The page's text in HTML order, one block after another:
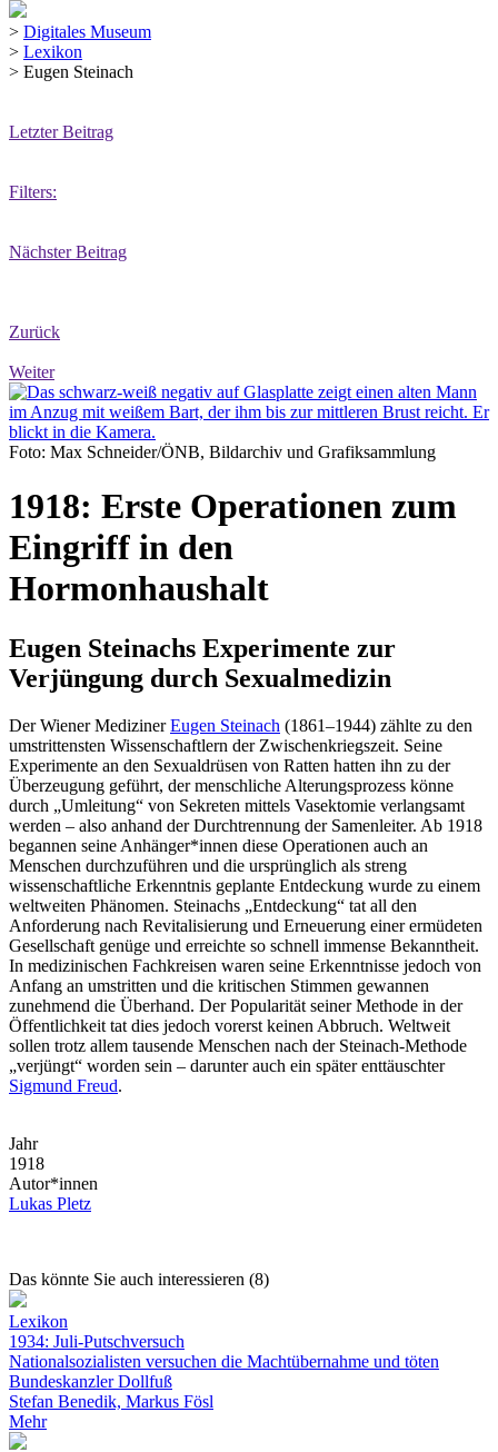
> Digitales Museum
> Lexikon
> Eugen Steinach
Letzter Beitrag
Filters:
Nächster Beitrag
Zurück
Weiter
Foto: Max Schneider/ÖNB, Bildarchiv und Grafiksammlung
1918: Erste Operationen zum
Eingriff in den
Hormonhaushalt
Eugen Steinachs Experimente zur
Verjüngung durch Sexualmedizin
Der Wiener MedizinerEugen Steinach (1861–1944) zählte zu den
umstrittensten Wissenschaftlern der Zwischenkriegszeit. Seine
Experimente an den Sexualdrüsen von Ratten hatten ihn zu der
Überzeugung geführt, der menschliche Alterungsprozess könne
durch „Umleitung“ von Sekreten mittels Vasektomie verlangsamt
werden – also anhand der Durchtrennung der Samenleiter. Ab 1918
begannen seine Anhänger*innen diese Operationen auch an
Menschen durchzuführen und die ursprünglich als streng
wissenschaftliche Erkenntnis geplante Entdeckung wurde zu einem
weltweiten Phänomen. Steinachs „Entdeckung“ tat all den
Anforderung nach Revitalisierung und Erneuerung einer ermüdeten
Gesellschaft genüge und erreichte so schnell immense Bekanntheit.
In medizinischen Fachkreisen waren seine Erkenntnisse jedoch von
Anfang an umstritten und die kritischen Stimmen gewannen
zunehmend die Überhand. Der Popularität seiner Methode in der
Öffentlichkeit tat dies jedoch vorerst keinen Abbruch. Weltweit
sollen trotz allem tausende Menschen nach der Steinach-Methode
„verjüngt“ worden sein – darunter auch ein später enttäuschter
Sigmund Freud.
Jahr
1918
Autor*innen
Lukas Pletz
Das könnte Sie auch interessieren (8)
Lexikon
1934: Juli-Putschversuch
Nationalsozialisten versuchen die Machtübernahme und töten
Bundeskanzler Dollfuß
Stefan Benedik, Markus Fösl
Mehr